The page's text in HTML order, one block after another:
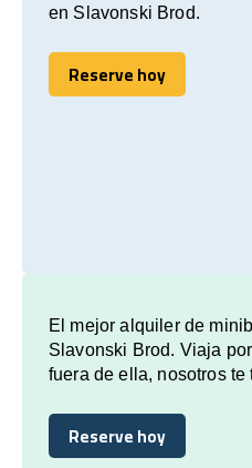
en Slavonski Brod.
Reserve hoy
Reserve hoy
El mejor alquiler de
Slavonski Brod. Viaja
fuera de ella, nosotros te
Reserve hoy
Reserve hoy